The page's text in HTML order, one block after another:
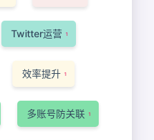
Twitter运营 1
效率提升 1
多账号防关联 1